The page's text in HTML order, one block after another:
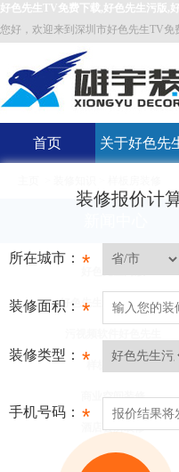
好色先生TV免费下载,好色先生污版,
您好，欢迎来到深圳市好色先生TV免
首页 关于好色先
好色先生视频下载APP
样板房装修
商业空间装修
酒店会所装修
装修报价计
*
所在城市：
*
装修面积：
*
装修类型：
*
手机号码：